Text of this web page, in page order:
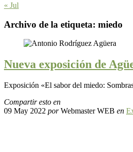
« Jul
Archivo de la etiqueta: miedo
Nueva exposición de
Exposición «El sabor del miedo:
Compartir esto en
09 May 2022 porWebmaster WEB en